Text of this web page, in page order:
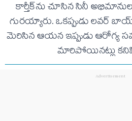
కార్తీక్‌ను చూసిన సినీ
గురయ్యారు. ఒకప్పుడు లవర్
మెరిసిన ఆయన ఇప్పుడు ఆరోగ్య
మారిపోయినట్లు